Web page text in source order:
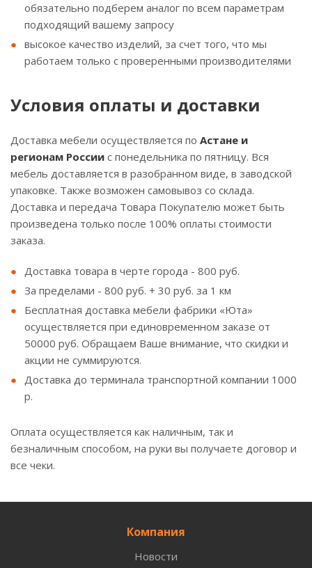
обязательно подберем аналог по всем параметрам
подходящий вашему запросу
высокое качество изделий, за счет того, что мы
работаем только с проверенными производителями
Условия оплаты и доставки
Доставка мебели осуществляется по Астане и
регионам России с понедельника по пятницу. Вся
мебель доставляется в разобранном виде, в заводской
упаковке. Также возможен самовывоз со склада.
Доставка и передача Товара Покупателю может быть
произведена только после 100% оплаты стоимости
заказа.
Доставка товара в черте города - 800 руб.
За пределами - 800 руб. + 30 руб. за 1 км
Бесплатная доставка мебели фабрики «Юта»
осуществляется при единовременном заказе от
50000 руб. Обращаем Ваше внимание, что скидки и
акции не суммируются.
Доставка до терминала транспортной компании 1000
р.
Оплата осуществляется как наличным, так и
безналичным способом, на руки вы получаете договор и
все чеки.
Компания
Новости